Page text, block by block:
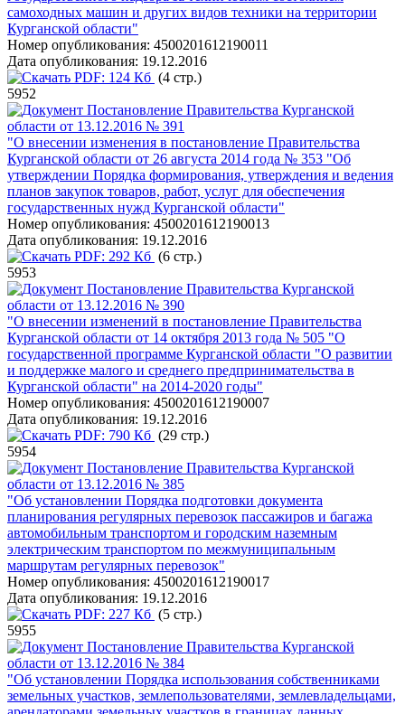
самоходных машин и других видов техники на территории
Курганской области"
Номер опубликования: 4500201612190011
Дата опубликования: 19.12.2016
PDF: 124 Кб (4 стр.)
5952
Постановление Правительства Курганской
области от 13.12.2016 № 391
"О внесении изменения в постановление Правительства
Курганской области от 26 августа 2014 года № 353 "Об
утверждении Порядка формирования, утверждения и ведения
планов закупок товаров, работ, услуг для обеспечения
государственных нужд Курганской области"
Номер опубликования: 4500201612190013
Дата опубликования: 19.12.2016
PDF: 292 Кб (6 стр.)
5953
Постановление Правительства Курганской
области от 13.12.2016 № 390
"О внесении изменений в постановление Правительства
Курганской области от 14 октября 2013 года № 505 "О
государственной программе Курганской области "О развитии
и поддержке малого и среднего предпринимательства в
Курганской области" на 2014-2020 годы"
Номер опубликования: 4500201612190007
Дата опубликования: 19.12.2016
PDF: 790 Кб (29 стр.)
5954
Постановление Правительства Курганской
области от 13.12.2016 № 385
"Об установлении Порядка подготовки документа
планирования регулярных перевозок пассажиров и багажа
автомобильным транспортом и городским наземным
электрическим транспортом по межмуниципальным
маршрутам регулярных перевозок"
Номер опубликования: 4500201612190017
Дата опубликования: 19.12.2016
PDF: 227 Кб (5 стр.)
5955
Постановление Правительства Курганской
области от 13.12.2016 № 384
"Об установлении Порядка использования собственниками
земельных участков, землепользователями, землевладельцами,